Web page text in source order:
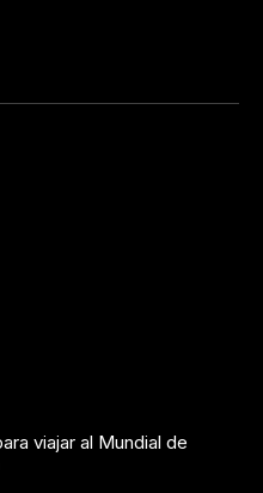
viajar al Mundial de